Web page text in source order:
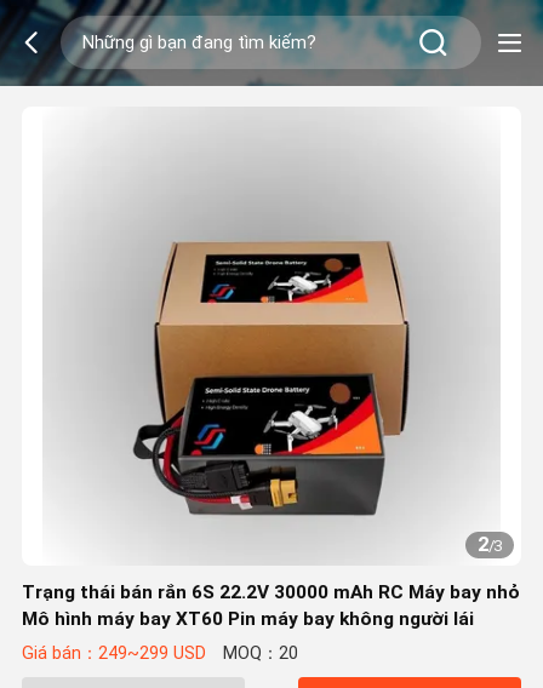
2/3
Trạng thái bán rắn 6S 22.2V 30000 mAh RC Máy bay nhỏ
Mô hình máy bay XT60 Pin máy bay không người lái
Giá bán：249~299 USD MOQ：20